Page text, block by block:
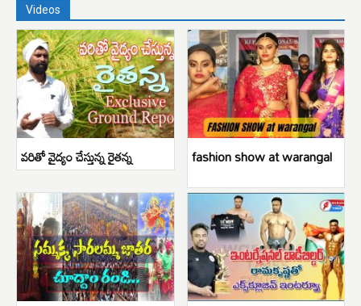
Videos
వరితో వైద్యం చేస్తున్న రైతన్న fashion show at warangal